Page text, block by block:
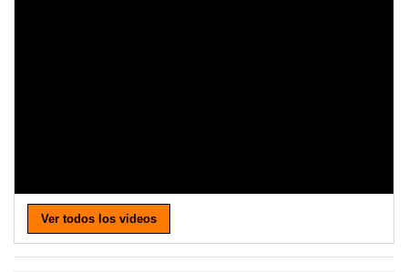
Ver todos los videos